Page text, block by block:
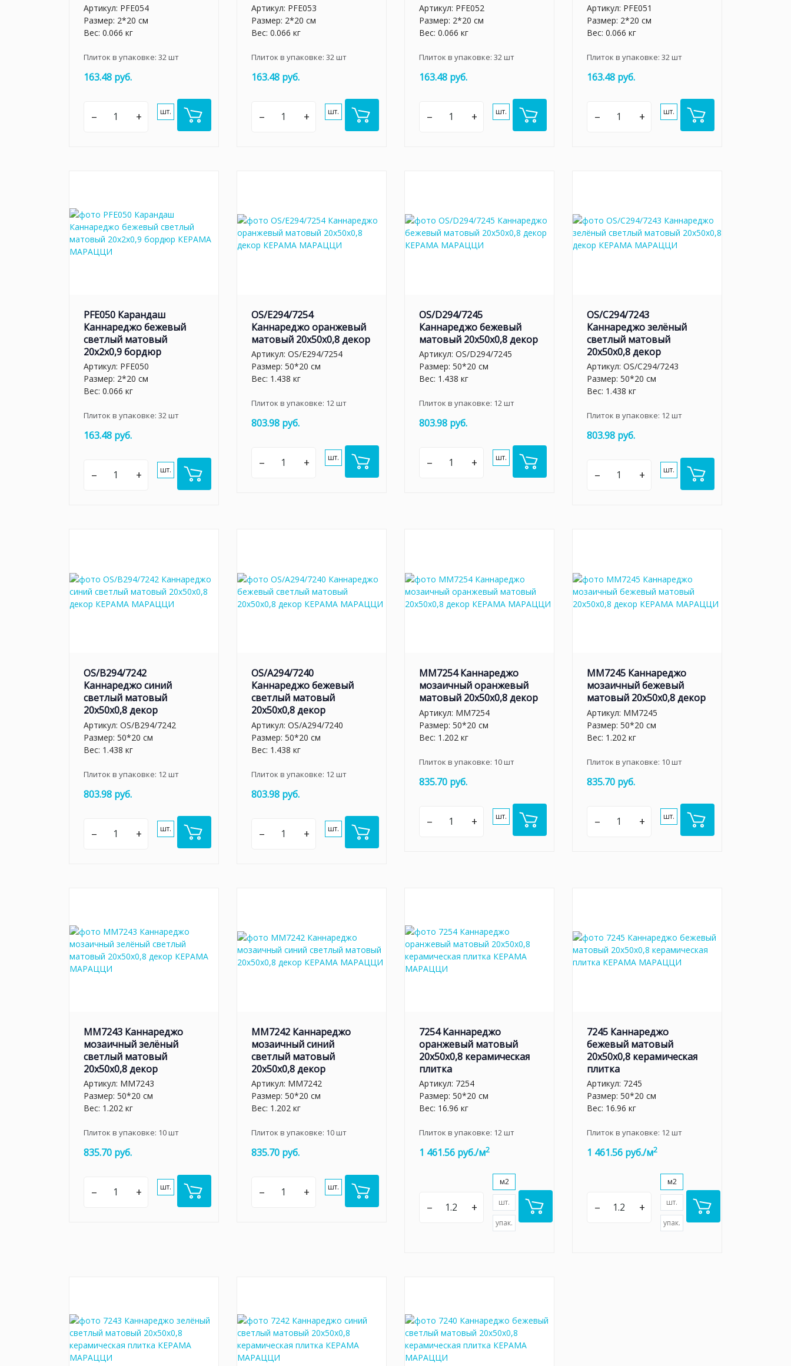
Артикул: PFE054
Размер: 2*20 см
Вес: 0.066 кг
Плиток в упаковке: 32 шт
163.48 руб.
– + шт.
Артикул: PFE053
Размер: 2*20 см
Вес: 0.066 кг
Плиток в упаковке: 32 шт
163.48 руб.
– + шт.
Артикул: PFE052
Размер: 2*20 см
Вес: 0.066 кг
Плиток в упаковке: 32 шт
163.48 руб.
– + шт.
Артикул: PFE051
Размер: 2*20 см
Вес: 0.066 кг
Плиток в упаковке: 32 шт
163.48 руб.
– + шт.
PFE050 Карандаш
Каннареджо бежевый
светлый матовый
20x2x0,9 бордюр
Артикул: PFE050
Размер: 2*20 см
Вес: 0.066 кг
Плиток в упаковке: 32шт
163.48 руб.
– + шт.
OS/E294/7254
Каннареджо оранжевый
матовый 20x50x0,8 декор
Артикул: OS/E294/7254
Размер: 50*20 см
Вес: 1.438 кг
Плиток в упаковке: 12шт
803.98 руб.
– + шт.
OS/D294/7245
Каннареджо бежевый
матовый 20x50x0,8 декор
Артикул: OS/D294/7245
Размер: 50*20 см
Вес: 1.438 кг
Плиток в упаковке: 12шт
803.98 руб.
– + шт.
OS/C294/7243
Каннареджо зелёный
светлый матовый
20x50x0,8 декор
Артикул: OS/C294/7243
Размер: 50*20 см
Вес: 1.438 кг
Плиток в упаковке: 12шт
803.98 руб.
– + шт.
OS/B294/7242
Каннареджо синий
светлый матовый
20x50x0,8 декор
Артикул: OS/B294/7242
Размер: 50*20 см
Вес: 1.438 кг
Плиток в упаковке: 12 шт
803.98 руб.
– + шт.
OS/A294/7240
Каннареджо бежевый
светлый матовый
20x50x0,8 декор
Артикул: OS/A294/7240
Размер: 50*20 см
Вес: 1.438 кг
Плиток в упаковке: 12 шт
803.98 руб.
– + шт.
MM7254 Каннареджо
мозаичный оранжевый
матовый 20x50x0,8 декор
Артикул: MM7254
Размер: 50*20 см
Вес: 1.202 кг
Плиток в упаковке: 10шт
835.70 руб.
– + шт.
MM7245 Каннареджо
мозаичный бежевый
матовый 20x50x0,8 декор
Артикул: MM7245
Размер: 50*20 см
Вес: 1.202 кг
Плиток в упаковке: 10шт
835.70 руб.
– + шт.
MM7243 Каннареджо
мозаичный зелёный
светлый матовый
20x50x0,8 декор
Артикул: MM7243
Размер: 50*20 см
Вес: 1.202 кг
Плиток в упаковке: 10шт
835.70 руб.
– + шт.
MM7242 Каннареджо
мозаичный синий
светлый матовый
20x50x0,8 декор
Артикул: MM7242
Размер: 50*20 см
Вес: 1.202 кг
Плиток в упаковке: 10шт
835.70 руб.
– + шт.
7254 Каннареджо
оранжевый матовый
20x50x0,8 керамическая
плитка
Артикул: 7254
Размер: 50*20 см
Вес: 16.96 кг
Плиток в упаковке: 12шт
1 461.56 руб./м2
– +
м2
шт.
упак.
7245 Каннареджо
бежевый матовый
20x50x0,8 керамическая
плитка
Артикул: 7245
Размер: 50*20 см
Вес: 16.96 кг
Плиток в упаковке: 12шт
1 461.56 руб./м2
– +
м2
шт.
упак.